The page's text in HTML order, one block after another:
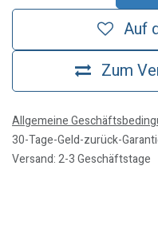
Zum
Auf
Allgemeine
30-Tage-Geld-zurück-
Versand: 2-3 Geschäftstage